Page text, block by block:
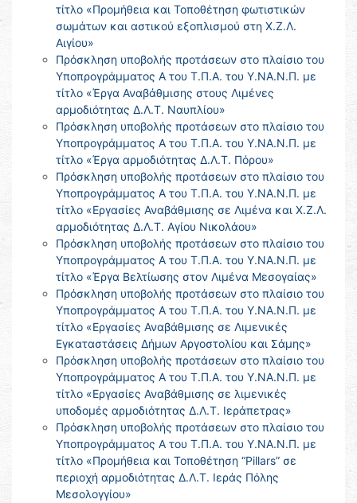
τίτλο «Προμήθεια και Τοποθέτηση φωτιστικών
σωμάτων και αστικού εξοπλισμού στη Χ.Ζ.Λ.
Αιγίου»
Πρόσκληση υποβολής προτάσεων στο πλαίσιο του
Υποπρογράμματος Α του Τ.Π.Α. του Υ.ΝΑ.Ν.Π. με
τίτλο «Έργα Αναβάθμισης στους Λιμένες
αρμοδιότητας Δ.Λ.Τ. Ναυπλίου»
Πρόσκληση υποβολής προτάσεων στο πλαίσιο του
Υποπρογράμματος Α του Τ.Π.Α. του Υ.ΝΑ.Ν.Π. με
τίτλο «Έργα αρμοδιότητας Δ.Λ.Τ. Πόρου»
Πρόσκληση υποβολής προτάσεων στο πλαίσιο του
Υποπρογράμματος Α του Τ.Π.Α. του Υ.ΝΑ.Ν.Π. με
τίτλο «Εργασίες Αναβάθμισης σε Λιμένα και Χ.Ζ.Λ.
αρμοδιότητας Δ.Λ.Τ. Αγίου Νικολάου»
Πρόσκληση υποβολής προτάσεων στο πλαίσιο του
Υποπρογράμματος Α του Τ.Π.Α. του Υ.ΝΑ.Ν.Π. με
τίτλο «Έργα Βελτίωσης στον Λιμένα Μεσογαίας»
Πρόσκληση υποβολής προτάσεων στο πλαίσιο του
Υποπρογράμματος Α του Τ.Π.Α. του Υ.ΝΑ.Ν.Π. με
τίτλο «Εργασίες Αναβάθμισης σε Λιμενικές
Εγκαταστάσεις Δήμων Αργοστολίου και Σάμης»
Πρόσκληση υποβολής προτάσεων στο πλαίσιο του
Υποπρογράμματος Α του Τ.Π.Α. του Υ.ΝΑ.Ν.Π. με
τίτλο «Εργασίες Αναβάθμισης σε λιμενικές
υποδομές αρμοδιότητας Δ.Λ.Τ. Ιεράπετρας»
Πρόσκληση υποβολής προτάσεων στο πλαίσιο του
Υποπρογράμματος Α του Τ.Π.Α. του Υ.ΝΑ.Ν.Π. με
τίτλο «Προμήθεια και Τοποθέτηση “Pillars” σε
περιοχή αρμοδιότητας Δ.Λ.Τ. Ιεράς Πόλης
Μεσολογγίου»